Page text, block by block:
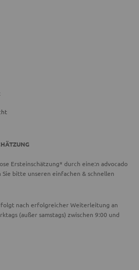
Ersteinschätzung* durch eine:n advocado
bitte unseren einfachen & schnellen
nach erfolgreicher Weiterleitung an
(außer samstags) zwischen 9:00 und